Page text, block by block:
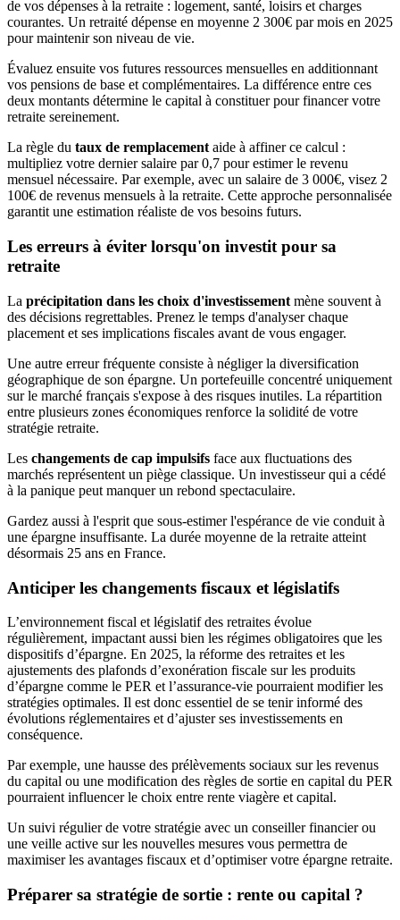
de vos dépenses à la retraite : logement, santé, loisirs et charges
courantes. Un retraité dépense en moyenne 2 300€ par mois en 2025
pour maintenir son niveau de vie.
Évaluez ensuite vos futures ressources mensuelles en additionnant
vos pensions de base et complémentaires. La différence entre ces
deux montants détermine le capital à constituer pour financer votre
retraite sereinement.
La règle du taux de remplacementaide à affiner ce calcul :
multipliez votre dernier salaire par 0,7 pour estimer le revenu
mensuel nécessaire. Par exemple, avec un salaire de 3 000€, visez 2
100€ de revenus mensuels à la retraite. Cette approche personnalisée
garantit une estimation réaliste de vos besoins futurs.
Les erreurs à éviter lorsqu'on investit pour sa
retraite
La précipitation dans les choix d'investissement mène souvent à
des décisions regrettables. Prenez le temps d'analyser chaque
placement et ses implications fiscales avant de vous engager.
Une autre erreur fréquente consiste à négliger la diversification
géographique de son épargne. Un portefeuille concentré uniquement
sur le marché français s'expose à des risques inutiles. La répartition
entre plusieurs zones économiques renforce la solidité de votre
stratégie retraite.
Les changements de cap impulsifs face aux fluctuations des
marchés représentent un piège classique. Un investisseur qui a cédé
à la panique peut manquer un rebond spectaculaire.
Gardez aussi à l'esprit que sous-estimer l'espérance de vie conduit à
une épargne insuffisante. La durée moyenne de la retraite atteint
désormais 25 ans en France.
Anticiper les changements fiscaux et législatifs
L’environnement fiscal et législatif des retraites évolue
régulièrement, impactant aussi bien les régimes obligatoires que les
dispositifs d’épargne. En 2025, la réforme des retraites et les
ajustements des plafonds d’exonération fiscale sur les produits
d’épargne comme le PER et l’assurance-vie pourraient modifier les
stratégies optimales. Il est donc essentiel de se tenir informé des
évolutions réglementaires et d’ajuster ses investissements en
conséquence.
Par exemple, une hausse des prélèvements sociaux sur les revenus
du capital ou une modification des règles de sortie en capital du PER
pourraient influencer le choix entre rente viagère et capital.
Un suivi régulier de votre stratégie avec un conseiller financier ou
une veille active sur les nouvelles mesures vous permettra de
maximiser les avantages fiscaux et d’optimiser votre épargne retraite.
Préparer sa stratégie de sortie : rente ou capital ?